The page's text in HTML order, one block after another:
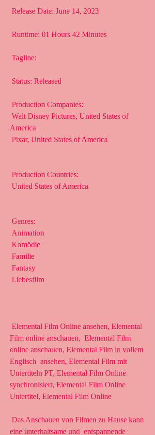
Release Date: June 14, 2023
Runtime: 01 Hours 42 Minutes
Tagline:
Status: Released
Production Companies:
America
Pixar, United States of America
Production Countries:
United States of America
Genres:
Animation
Komödie
Familie
Fantasy
Liebesfilm
Film online anschauen,  Elemental Film
online anschauen, Elemental Film in vollem
Englisch  ansehen, Elemental Film mit
Untertiteln PT, Elemental Film Online
synchronisiert, Elemental Film Online
Untertitel, Elemental Film Online
eine unterhaltsame und  entspannende